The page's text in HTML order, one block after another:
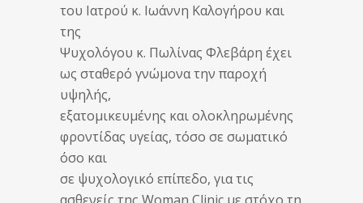
του Ιατρού κ. Ιωάννη Καλογήρου και
της
Ψυχολόγου κ. Πωλίνας Φλεβάρη έχει
ως σταθερό γνώμονα την παροχή
υψηλής,
εξατομικευμένης και ολοκληρωμένης
φροντίδας υγείας, τόσο σε σωματικό
όσο και
σε ψυχολογικό επίπεδο, για τις